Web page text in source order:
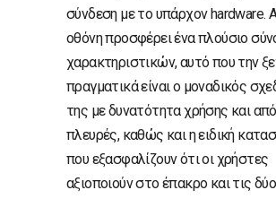
σύνδεση με το υπάρχον hardware.
οθόνη προσφέρει ένα πλούσιο
χαρακτηριστικών, αυτό που την
πραγματικά είναι ο μοναδικός
της με δυνατότητα χρήσης και
πλευρές, καθώς και η ειδική
που εξασφαλίζουν ότι οι χρήστες
αξιοποιούν στο έπακρο και τις